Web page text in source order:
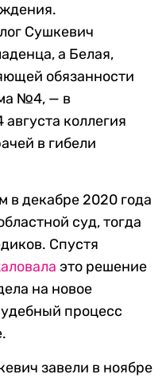
Сушкевич
а Белая,
обязанности
№4, — в
коллегия
в гибели
в декабре 2020 года
суд, тогда
Спустя
это решение
на новое
процесс
завели в ноябре